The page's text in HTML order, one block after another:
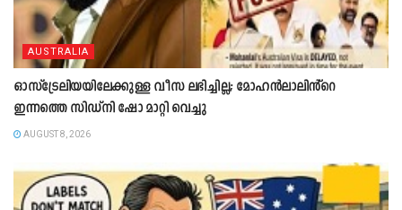
AUSTRALIA
ഓസ്‌ട്രേലിയയിലേക്കുള്ള വീസ ലഭിച്ചില്ല; മോഹൻലാലിൻ്റെ
ഇന്നത്തെ സിഡ്നി ഷോ മാറ്റി വെച്ചു
AUGUST 8, 2026